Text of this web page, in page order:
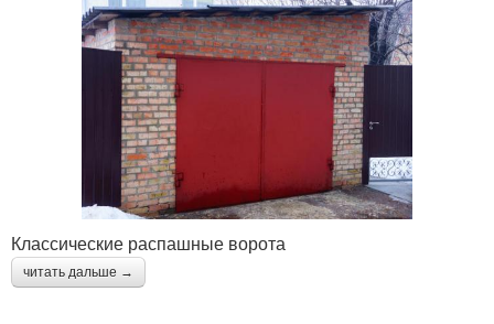
Классические распашные ворота
читать дальше →